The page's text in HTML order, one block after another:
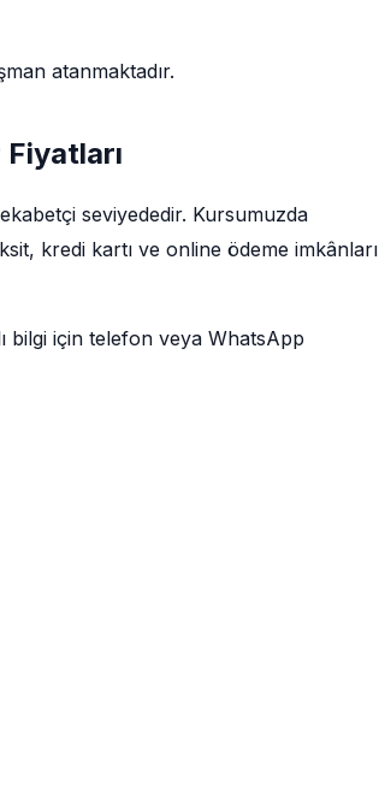
atanmaktadır.
seviyededir. Kursumuzda
kredi kartı ve online ödeme imkânları
bilgi için telefon veya WhatsApp